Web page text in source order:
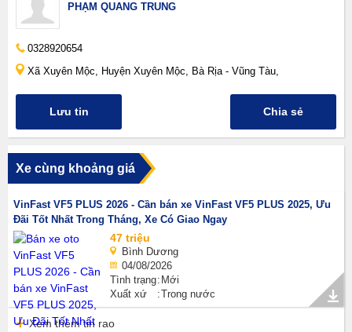
PHẠM QUANG TRUNG
0328920654
Xã Xuyên Mộc, Huyện Xuyên Mộc, Bà Rịa - Vũng Tàu,
Lưu tin Chia sẻ
Xe cùng khoảng giá
VinFast VF5 PLUS 2026 - Cần bán xe VinFast VF5 PLUS 2025, Ưu
Đãi Tốt Nhất Trong Tháng, Xe Có Giao Ngay
47 triệu
Bình Dương
04/08/2026
Tình trạng Mới
Xuất xứ
Trong nước
Xem thêm tin rao